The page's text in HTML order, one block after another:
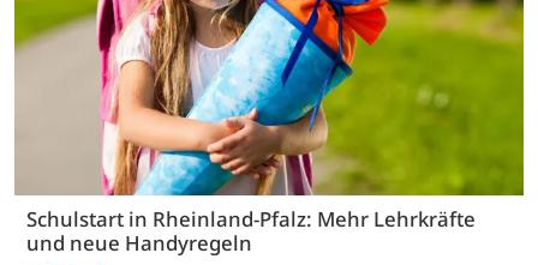
Schulstart in Rheinland-Pfalz: Mehr Lehrkräfte
und neue Handyregeln